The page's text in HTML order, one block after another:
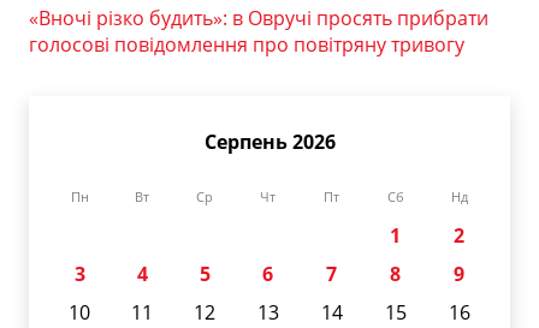
«Вночі різко будить»: в Овручі просять прибрати
голосові повідомлення про повітряну тривогу
Серпень 2026
Пн Вт Ср Чт Пт Сб Нд
1
2
3
4 5 6 7 8
9
10
11 12 13 14 15
16